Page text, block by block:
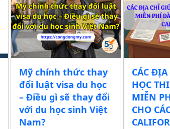
Mỹ chính thức thay
đổi luật visa du học
– Điều gì sẽ thay đổi
với du học sinh Việt
Nam?
CÁC
HỌC
MIỄN
CHO